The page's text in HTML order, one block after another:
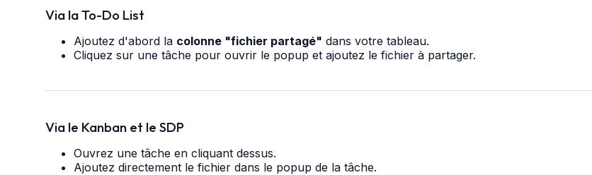
Via la To-Do List
Ajoutez d'abord la colonne "fichier partagé" dans votre tableau.
Cliquez sur une tâche pour ouvrir le popup et ajoutez le fichier à partager.
Via le Kanban et le SDP
Ouvrez une tâche en cliquant dessus.
Ajoutez directement le fichier dans le popup de la tâche.